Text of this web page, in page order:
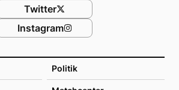
Politik
Twitter
Instagram